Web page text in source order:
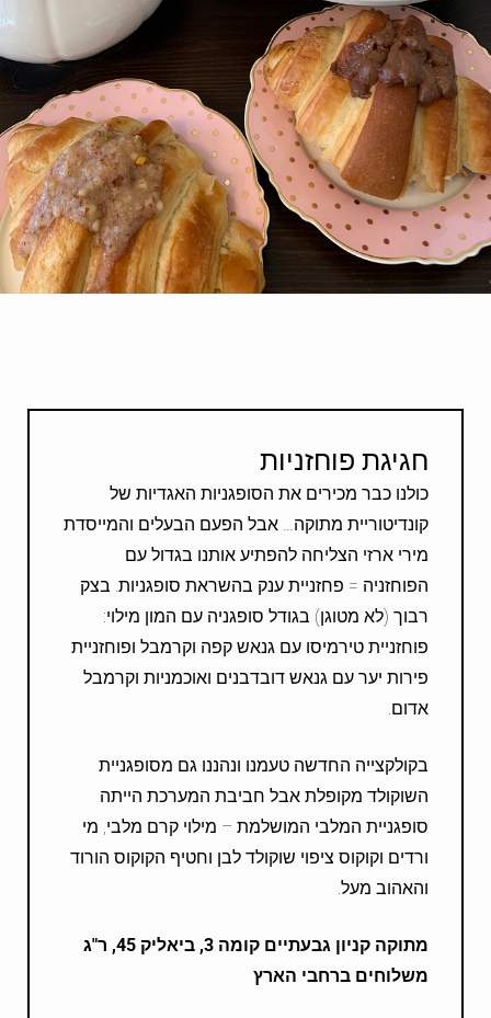
חגיגת פוחזניות
כולנו כבר מכירים את הסופגניות האגדיות של
קונדיטוריית מתוקה… אבל הפעם הבעלים והמייסדת
מירי ארזי הצליחה להפתיע אותנו בגדול עם
הפוחזניה = פחזניית ענק בהשראת סופגניות. בצק
רבוך (לא מטוגן) בגודל סופגניה עם המון מילוי:
פוחזניית טירמיסו עם גנאש קפה וקרמבל ופוחזניית
פירות יער עם גנאש דובדבנים ואוכמניות וקרמבל
אדום.
בקולקצייה החדשה טעמנו ונהננו גם מסופגניית
השוקולד מקופלת אבל חביבת המערכת הייתה
סופגניית המלבי המושלמת – מילוי קרם מלבי, מי
ורדים וקוקוס ציפוי שוקולד לבן וחטיף הקוקוס הורוד
והאהוב מעל.
מתוקה קניון גבעתיים קומה 3, ביאליק 45, ר"ג
משלוחים ברחבי הארץ